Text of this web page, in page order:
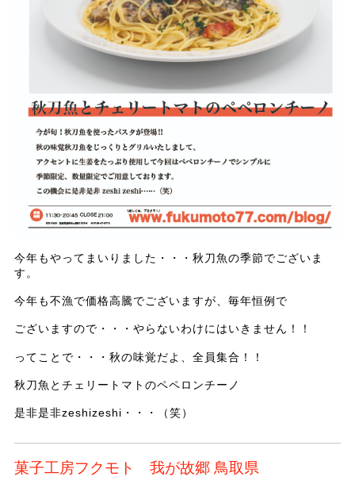
今年もやってまいりました・・・秋刀魚の季節でございま
す。
今年も不漁で価格高騰でございますが、毎年恒例で
ございますので・・・やらないわけにはいきません！！
ってことで・・・秋の味覚だよ、全員集合！！
秋刀魚とチェリートマトのペペロンチーノ
是非是非zeshizeshi・・・（笑）
菓子工房フクモト 我が故郷 鳥取県